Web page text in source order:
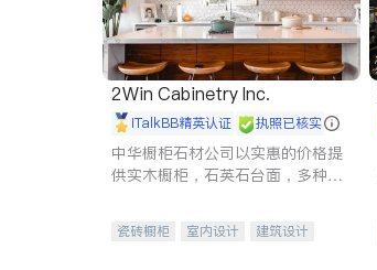
2Win Cabinetry Inc.
iTalkBB精英认证 执照已核实
中华橱柜石材公司以实惠的价格提
供实木橱柜，石英石台面，多种优
瓷砖橱柜 室内设计
建筑设计